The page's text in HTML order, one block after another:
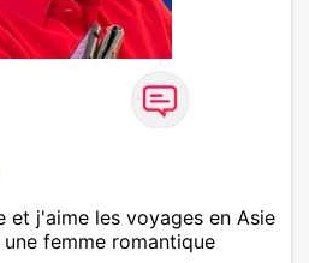
et j'aime les voyages en Asie
femme romantique